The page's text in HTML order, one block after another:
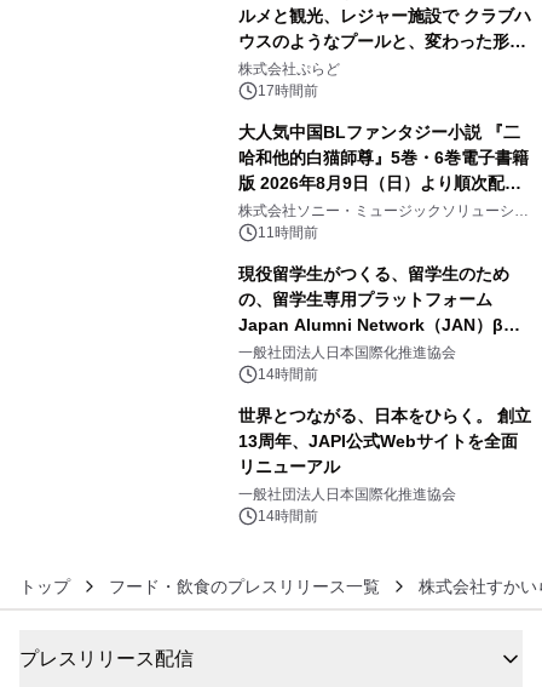
ルメと観光、レジャー施設で クラブハ
ウスのようなプールと、変わった形の
サウナも 「THE BOXY AWAJI」のお
得な素泊まり連泊プランで
株式会社ぷらど
17時間前
大人気中国BLファンタジー小説 『二
哈和他的白猫師尊』5巻・6巻電子書籍
版 2026年8月9日（日）より順次配信
開始
株式会社ソニー・ミュージックソリューショ
ンズ11時間前
現役留学生がつくる、留学生のため
の、留学生専用プラットフォーム
Japan Alumni Network（JAN）β版
をリリース
一般社団法人日本国際化推進協会
14時間前
世界とつながる、日本をひらく。 創立
13周年、JAPI公式Webサイトを全面
リニューアル
一般社団法人日本国際化推進協会
14時間前
トップ フード・飲食のプレスリリース一覧 株式会社すか
プレスリリース配信